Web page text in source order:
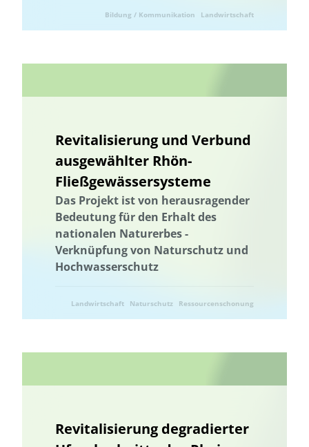
Bildung / Kommunikation Landwirtschaft
Revitalisierung und Verbund
ausgewählter Rhön-
Fließgewässersysteme
Das Projekt ist von herausragender
Bedeutung für den Erhalt des
nationalen Naturerbes -
Verknüpfung von Naturschutz und
Hochwasserschutz
Landwirtschaft Naturschutz Ressourcenschonung
Revitalisierung degradierter